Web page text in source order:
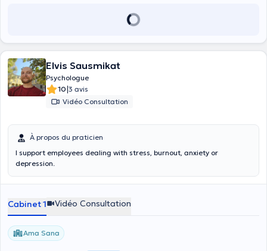
Elvis Sausmikat
Psychologue
10|3 avis
Vidéo Consultation
À propos du praticien
I support employees dealing with stress, burnout, anxiety or
depression.
Cabinet 1 Vidéo Consultation
Ama Sana